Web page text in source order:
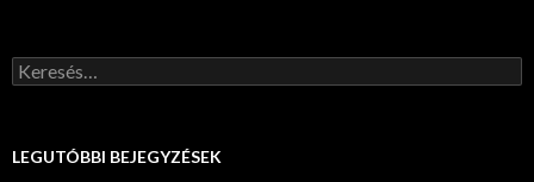
K
e
sLEGUTÓBBI BEJEGYZÉSEK